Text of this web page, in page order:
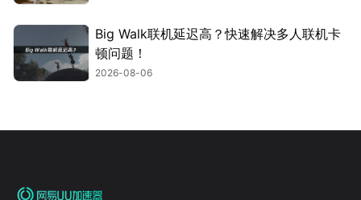
Big Walk联机延迟高？快速解决多人联机卡
顿问题！
2026-08-06